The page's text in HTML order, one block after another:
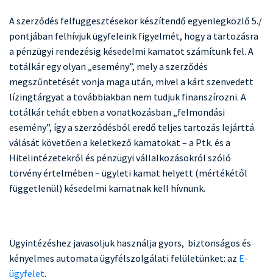
A szerződés felfüggesztésekor készítendő egyenlegközlő 5./
pontjában felhívjuk ügyfeleink figyelmét, hogy a tartozásra
a pénzügyi rendezésig késedelmi kamatot számítunk fel. A
totálkár egy olyan „esemény”, mely a szerződés
megszűntetését vonja maga után, mivel a kárt szenvedett
lízingtárgyat a továbbiakban nem tudjuk finanszírozni. A
totálkár tehát ebben a vonatkozásban „felmondási
esemény”, így a szerződésből eredő teljes tartozás lejárttá
válását követően a keletkező kamatokat – a Ptk. és a
Hitelintézetekről és pénzügyi vállalkozásokról szóló
törvény értelmében – ügyleti kamat helyett (mértékétől
függetlenül) késedelmi kamatnak kell hívnunk.
Ügyintézéshez javasoljuk használja gyors, biztonságos és
kényelmes automata ügyfélszolgálati felületünket: az E-
ügyfelet.